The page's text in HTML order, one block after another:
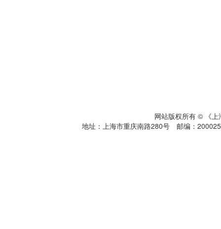
网站版权所有 © 《
地址：上海市重庆南路280号 邮编：